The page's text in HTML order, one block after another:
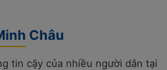
Châu
tin cậy của nhiều người dân tại